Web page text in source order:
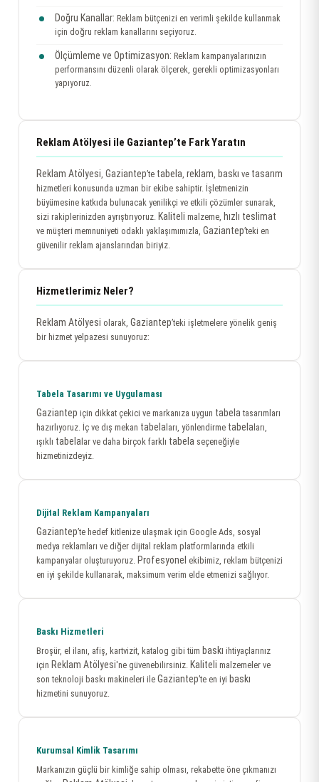
Doğru Kanallar: Reklam bütçenizi en verimli şekilde kullanmak
için doğru reklam kanallarını seçiyoruz.
Ölçümleme ve Optimizasyon: Reklam kampanyalarınızın
performansını düzenli olarak ölçerek, gerekli optimizasyonları
yapıyoruz.
Reklam Atölyesi ile Gaziantep’te Fark Yaratın
Reklam Atölyesi, Gaziantep’te tabela, reklam, baskı ve tasarım
hizmetleri konusunda uzman bir ekibe sahiptir. İşletmenizin
büyümesine katkıda bulunacak yenilikçi ve etkili çözümler sunarak,
sizi rakiplerinizden ayrıştırıyoruz. Kaliteli malzeme, hızlı teslimat
ve müşteri memnuniyeti odaklı yaklaşımımızla, Gaziantep’teki en
güvenilir reklam ajanslarından biriyiz.
Hizmetlerimiz Neler?
Reklam Atölyesi olarak, Gaziantep’teki işletmelere yönelik geniş
bir hizmet yelpazesi sunuyoruz:
Tabela Tasarımı ve Uygulaması
Gaziantep için dikkat çekici ve markanıza uygun tabela tasarımları
hazırlıyoruz. İç ve dış mekan tabela ları, yönlendirme tabela ları,
ışıklı tabela lar ve daha birçok farklı tabela seçeneğiyle
hizmetinizdeyiz.
Dijital Reklam Kampanyaları
Gaziantep’te hedef kitlenize ulaşmak için Google Ads, sosyal
medya reklamları ve diğer dijital reklam platformlarında etkili
kampanyalar oluşturuyoruz. Profesyonel ekibimiz, reklam bütçenizi
en iyi şekilde kullanarak, maksimum verim elde etmenizi sağlıyor.
Baskı Hizmetleri
Broşür, el ilanı, afiş, kartvizit, katalog gibi tüm baskı ihtiyaçlarınız
için Reklam Atölyesi'ne güvenebilirsiniz. Kaliteli malzemeler ve
son teknoloji baskı makineleri ile Gaziantep’te en iyi baskı
hizmetini sunuyoruz.
Kurumsal Kimlik Tasarımı
Markanızın güçlü bir kimliğe sahip olması, rekabette öne çıkmanızı